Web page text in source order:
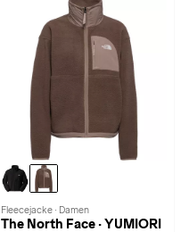
Fleecejacke · Damen
The North Face · YUMIORI